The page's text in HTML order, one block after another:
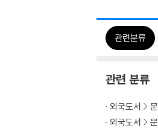
관련분류
관련 분류
외국도서
외국도서